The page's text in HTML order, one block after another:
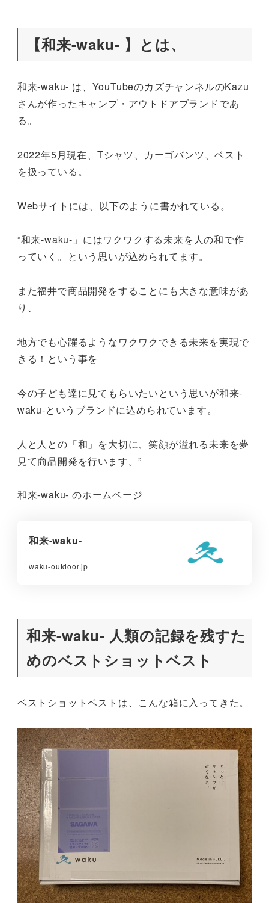
【和来-waku- 】とは、
和来-waku- は、YouTubeのカズチャンネルのKazu
さんが作ったキャンプ・アウトドアブランドであ
る。
2022年5月現在、Tシャツ、カーゴバンツ、ベスト
を扱っている。
Webサイトには、以下のように書かれている。
“和来-waku-」にはワクワクする未来を人の和で作
っていく。という思いが込められてます。
また福井で商品開発をすることにも大きな意味があ
り、
地方でも心躍るようなワクワクできる未来を実現で
きる！という事を
今の子ども達に見てもらいたいという思いが和来-
waku-というブランドに込められています。
人と人との「和」を大切に、笑顔が溢れる未来を夢
見て商品開発を行います。”
和来-waku- のホームベージ
和来-waku-
waku-outdoor.jp
和来-waku- 人類の記録を残すた
めのベストショットベスト
ベストショットベストは、こんな箱に入ってきた。